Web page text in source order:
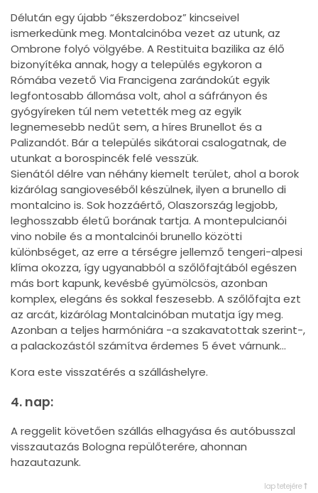
Délután egy újabb “ékszerdoboz” kincseivel
ismerkedünk meg. Montalcinóba vezet az utunk, az
Ombrone folyó völgyébe. A Restituita bazilika az élő
bizonyítéka annak, hogy a település egykoron a
Rómába vezető Via Francigena zarándokút egyik
legfontosabb állomása volt, ahol a sáfrányon és
gyógyíreken túl nem vetették meg az egyik
legnemesebb nedűt sem, a híres Brunellot és a
Palizandót. Bár a település sikátorai csalogatnak, de
utunkat a borospincék felé vesszük.
Sienától délre van néhány kiemelt terület, ahol a borok
kizárólag sangioveséből készülnek, ilyen a brunello di
montalcino is. Sok hozzáértő, Olaszország legjobb,
leghosszabb életű borának tartja. A montepulcianói
vino nobile és a montalcinói brunello közötti
különbséget, az erre a térségre jellemző tengeri-alpesi
klíma okozza, így ugyanabból a szőlőfajtából egészen
más bort kapunk, kevésbé gyümölcsös, azonban
komplex, elegáns és sokkal feszesebb. A szőlőfajta ezt
az arcát, kizárólag Montalcinóban mutatja így meg.
Azonban a teljes harmóniára -a szakavatottak szerint-,
a palackozástól számítva érdemes 5 évet várnunk…
Kora este visszatérés a szálláshelyre.
4. nap:
A reggelit követően szállás elhagyása és autóbusszal
visszautazás Bologna repülőterére, ahonnan
hazautazunk.
lap tetejére